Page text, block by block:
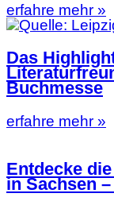
erfahre mehr »
Das
Buchmesse
erfahre mehr »
Entdecke
in Sachsen